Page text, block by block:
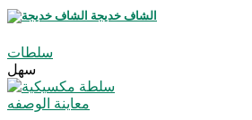
الشاف خديجة
سلطات
سهل
معاينة الوصفه